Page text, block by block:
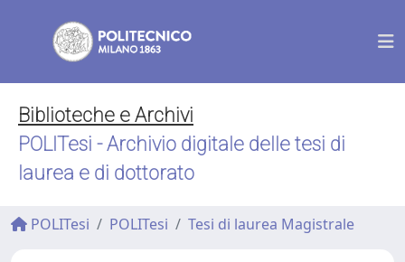
Biblioteche e Archivi
POLITesi - Archivio digitale delle tesi di
laurea e di dottorato
POLITesi POLITesi Tesi di laurea Magistrale